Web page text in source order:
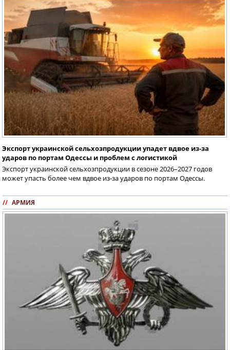
Экспорт украинской сельхозпродукции упадет вдвое из-за
ударов по портам Одессы и проблем с логистикой
Экспорт украинской сельхозпродукции в сезоне 2026–2027 годов
может упасть более чем вдвое из-за ударов по портам Одессы.
// АРМИЯ